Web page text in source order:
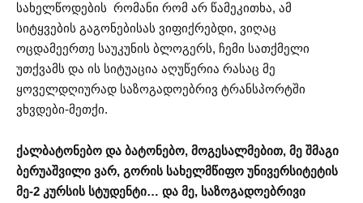
სახელწოდების რომანი რომ არ წამეკითხა, ამ
სიტყვების გაგონებისას ვიფიქრებდი, ვიღაც
ოცდამეერთე საუკუნის ბლოგერს, ჩემი სათქმელი
უთქვამს და ის სიტუაცია აღუწერია რასაც მე
ყოველდღიურად საზოგადოებრივ ტრანსპორტში
ვხვდები-მეთქი.
ქალბატონებო და ბატონებო, მოგესალმებით, მე შმაგი
ბერუაშვილი ვარ, გორის სახელმწიფო უნივერსიტეტის
მე-2 კურსის სტუდენტი… და მე, საზოგადოებრივი